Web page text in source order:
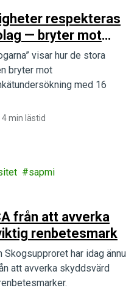
respekteras
— bryter mot
visar hur de stora
bryter mot
med 16
4 min lästid
sapmi
från att avverka
renbetesmark
har idag ännu
att avverka skyddsvärd